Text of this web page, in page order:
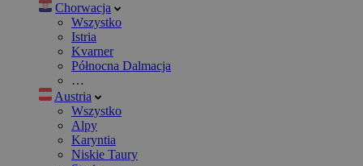
Chorwacja
Wszystko
Istria
Kvarner
Północna Dalmacja
…
Austria
Wszystko
Alpy
Karyntia
Niskie Taury